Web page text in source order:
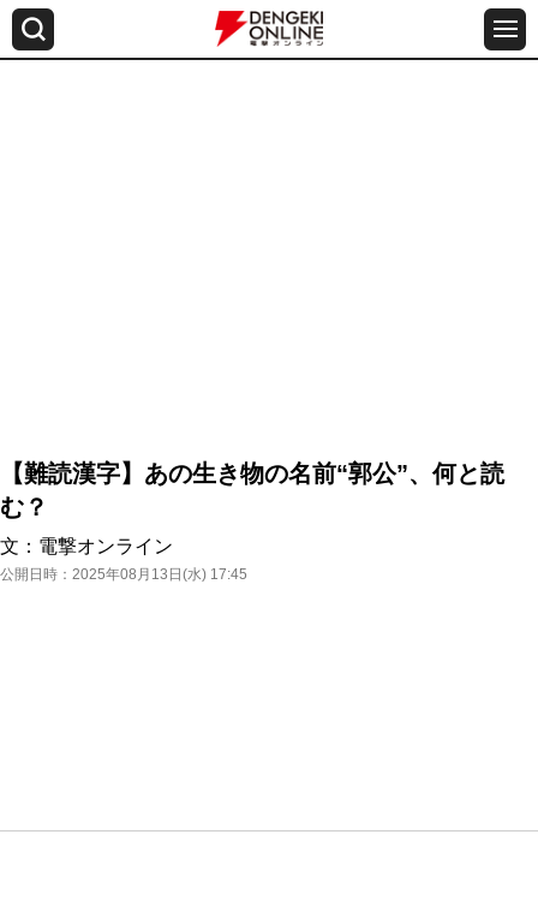
【難読漢字】あの生き物の名前“郭公”、何と読
む？
文： 電撃オンライン
公開日時： 2025年08月13日(水) 17:45